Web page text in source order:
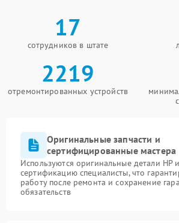
17
сотрудников в штате
2219
отремонтированных устройств
Оригинальные запчасти и
сертифицированные мастера
Используются оригинальные детали
сертификацию специалисты, что
работу после ремонта и сохранение
обязательств